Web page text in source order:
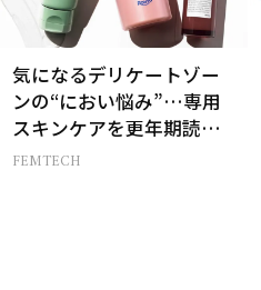
気になるデリケートゾー
ンの“におい悩み”…専用
スキンケアを更年期読者
が本気でお試し！
FEMTECH